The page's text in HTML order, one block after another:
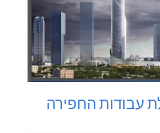
עבודות החפירה